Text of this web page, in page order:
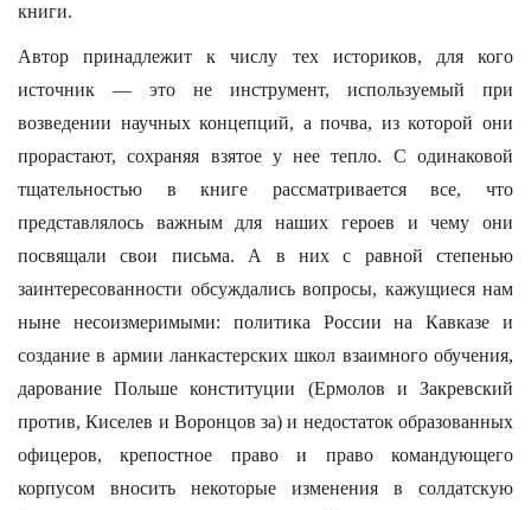
книги.
Автор принадлежит к числу тех историков, для кого
источник — это не инструмент, используемый при
возведении научных концепций, а почва, из которой они
прорастают, сохраняя взятое у нее тепло. С одинаковой
тщательностью в книге рассматривается все, что
представлялось важным для наших героев и чему они
посвящали свои письма. А в них с равной степенью
заинтересованности обсуждались вопросы, кажущиеся нам
ныне несоизмеримыми: политика России на Кавказе и
создание в армии ланкастерских школ взаимного обучения,
дарование Польше конституции (Ермолов и Закревский
против, Киселев и Воронцов за) и недостаток образованных
офицеров, крепостное право и право командующего
корпусом вносить некоторые изменения в солдатскую